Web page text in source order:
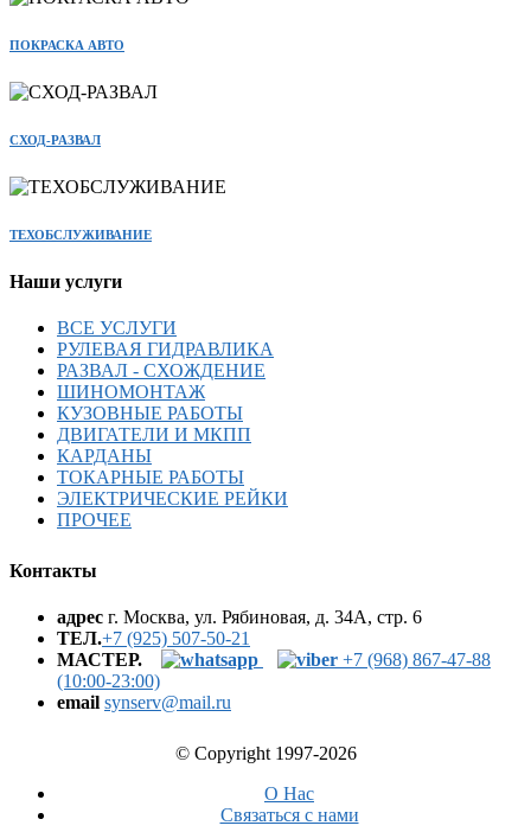
ПОКРАСКА АВТО
СХОД-РАЗВАЛ
ТЕХОБСЛУЖИВАНИЕ
Наши услуги
ВСЕ УСЛУГИ
РУЛЕВАЯ ГИДРАВЛИКА
РАЗВАЛ - СХОЖДЕНИЕ
ШИНОМОНТАЖ
КУЗОВНЫЕ РАБОТЫ
ДВИГАТЕЛИ И МКПП
КАРДАНЫ
ТОКАРНЫЕ РАБОТЫ
ЭЛЕКТРИЧЕСКИЕ РЕЙКИ
ПРОЧЕЕ
Контакты
адрес г. Москва, ул. Рябиновая, д. 34А, стр. 6
ТЕЛ.+7 (925) 507-50-21
МАСТЕР.
+7 (968) 867-47-88
(10:00-23:00)
email synserv@mail.ru
© Copyright 1997-2026
О Нас
Связаться с нами